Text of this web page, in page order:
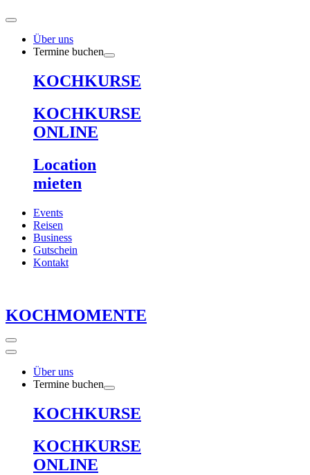
Inhalt
springenÜber uns
Termine buchen
KOCHKURSE
KOCHKURSE
ONLINE
Location
mieten
Events
Reisen
Business
Gutschein
Kontakt
KOCHMOMENTE
Über uns
Termine buchen
KOCHKURSE
KOCHKURSE
ONLINE